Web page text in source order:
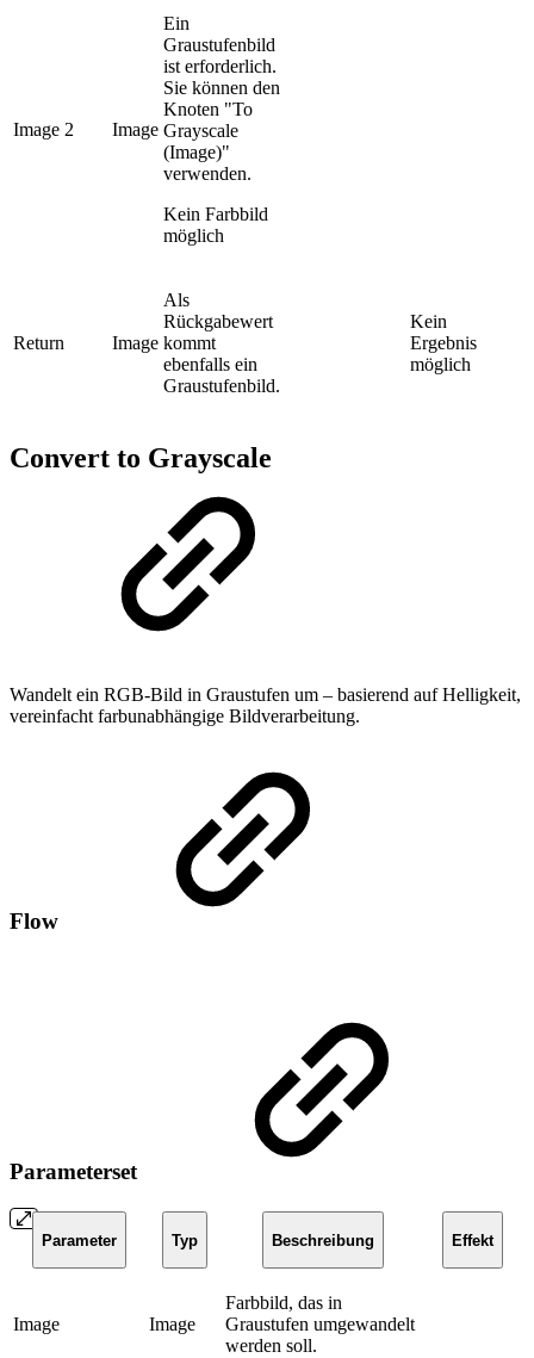
Image 2 Image
Ein
Graustufenbild
ist erforderlich.
Sie können den
Knoten "To
Grayscale
(Image)"
verwenden.
Kein Farbbild
möglich
Return Image
Als
Rückgabewert
kommt
ebenfalls ein
Graustufenbild.
Kein
Ergebnis
möglich
Convert to Grayscale
Wandelt ein RGB-Bild in Graustufen um – basierend auf Helligkeit,
vereinfacht farbunabhängige Bildverarbeitung.
Flow
Parameterset
Parameter Typ Beschreibung Effekt
Image Image
Farbbild, das in
Graustufen umgewandelt
werden soll.